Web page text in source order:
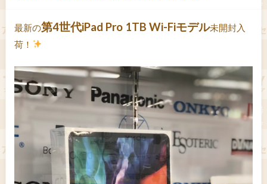
最新の第4世代iPad Pro 1TB Wi-Fiモデル未開封入
荷！